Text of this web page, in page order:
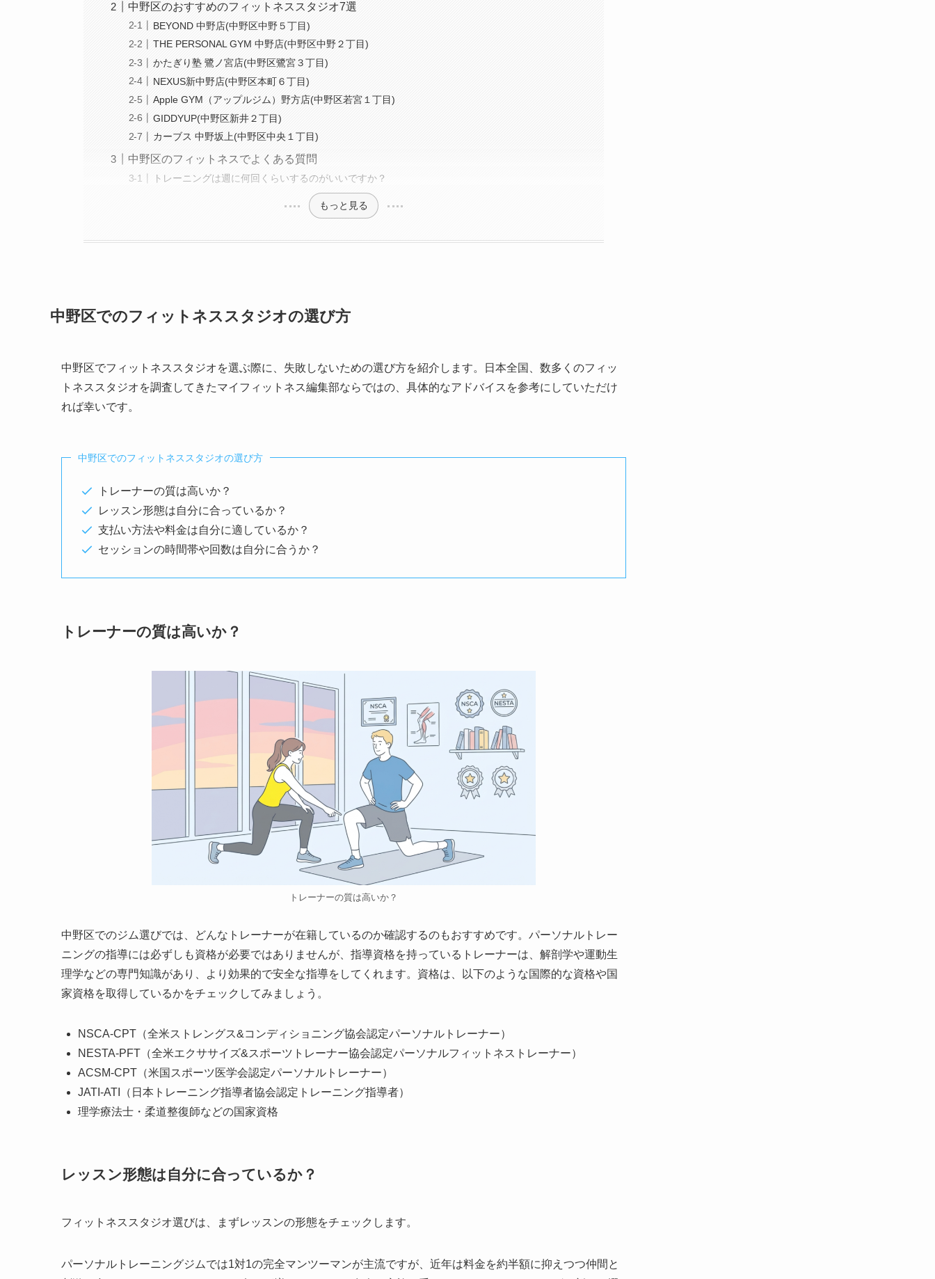
中野区のおすすめのフィットネススタジオ7選
BEYOND 中野店(中野区中野５丁目)
THE PERSONAL GYM 中野店(中野区中野２丁目)
かたぎり塾 鷺ノ宮店(中野区鷺宮３丁目)
NEXUS新中野店(中野区本町６丁目)
Apple GYM（アップルジム）野方店(中野区若宮１丁目)
GIDDYUP(中野区新井２丁目)
カーブス 中野坂上(中野区中央１丁目)
中野区のフィットネスでよくある質問
トレーニングは週に何回くらいするのがいいですか？
もっと見る
中野区でのフィットネススタジオの選び方
中野区でフィットネススタジオを選ぶ際に、失敗しないための選び方を紹介します。日本全国、数多くのフィッ
トネススタジオを調査してきたマイフィットネス編集部ならではの、具体的なアドバイスを参考にしていただけ
れば幸いです。
中野区でのフィットネススタジオの選び方
トレーナーの質は高いか？
レッスン形態は自分に合っているか？
支払い方法や料金は自分に適しているか？
セッションの時間帯や回数は自分に合うか？
トレーナーの質は高いか？
トレーナーの質は高いか？
中野区でのジム選びでは、どんなトレーナーが在籍しているのか確認するのもおすすめです。パーソナルトレー
ニングの指導には必ずしも資格が必要ではありませんが、指導資格を持っているトレーナーは、解剖学や運動生
理学などの専門知識があり、より効果的で安全な指導をしてくれます。資格は、以下のような国際的な資格や国
家資格を取得しているかをチェックしてみましょう。
NSCA-CPT（全米ストレングス&コンディショニング協会認定パーソナルトレーナー）
NESTA-PFT（全米エクササイズ&スポーツトレーナー協会認定パーソナルフィットネストレーナー）
ACSM-CPT（米国スポーツ医学会認定パーソナルトレーナー）
JATI-ATI（日本トレーニング指導者協会認定トレーニング指導者）
理学療法士・柔道整復師などの国家資格
レッスン形態は自分に合っているか？
フィットネススタジオ選びは、まずレッスンの形態をチェックします。
パーソナルトレーニングジムでは1対1の完全マンツーマンが主流ですが、近年は料金を約半額に抑えつつ仲間と